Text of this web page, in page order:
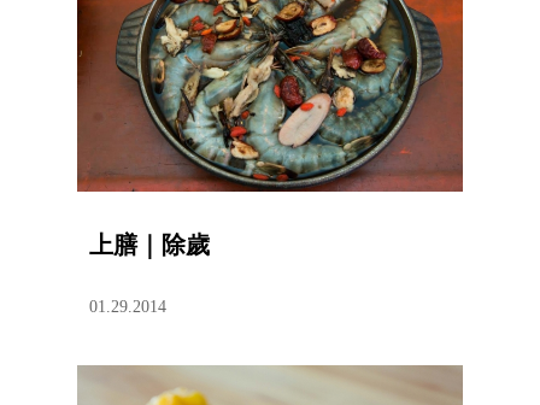
上膳｜除歲
01.29.2014